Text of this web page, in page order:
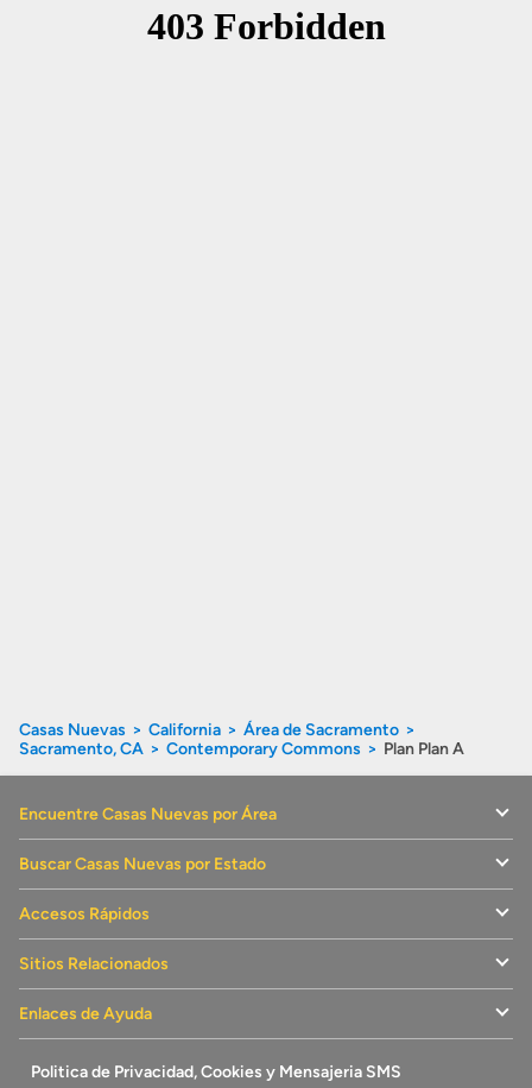
Casas Nuevas California
Área de Sacramento
Sacramento, CA
Contemporary Commons Plan Plan A
Encuentre Casas Nuevas por Área
Buscar Casas Nuevas por Estado
Accesos Rápidos
Sitios Relacionados
Enlaces de Ayuda
Politica de Privacidad, Cookies y Mensajeria SMS